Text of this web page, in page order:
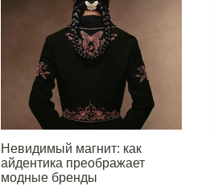
Невидимый магнит: как
айдентика преображает
модные бренды